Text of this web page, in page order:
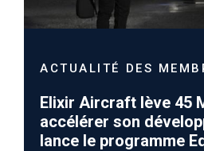
ACTUALITÉ DES
Elixir Aircraft lève 45
accélérer son
lance le programme